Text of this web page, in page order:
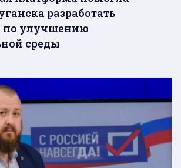
разработать
улучшению
среды